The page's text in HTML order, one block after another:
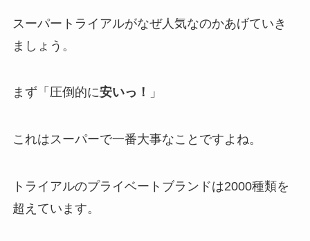
スーパートライアルがなぜ人気なのかあげていき
ましょう。
まず「圧倒的に安いっ！ 」
これはスーパーで一番大事なことですよね。
トライアルのプライベートブランドは2000種類を
超えています。